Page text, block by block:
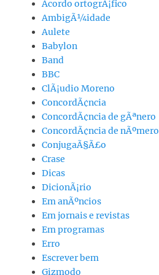
Acordo ortogrÃ¡fico
AmbigÃ¼idade
Aulete
Babylon
Band
BBC
ClÃ¡udio Moreno
ConcordÃ¢ncia
ConcordÃ¢ncia de gÃªnero
ConcordÃ¢ncia de nÃºmero
ConjugaÃ§Ã£o
Crase
Dicas
DicionÃ¡rio
Em anÃºncios
Em jornais e revistas
Em programas
Erro
Escrever bem
Gizmodo